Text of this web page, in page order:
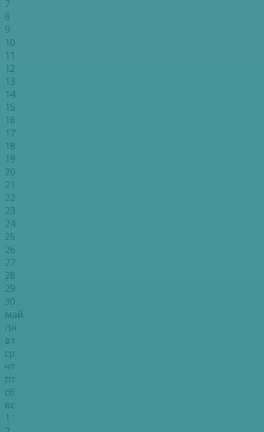
7
8
9
10
11
12
13
14
15
16
17
18
19
20
21
22
23
24
25
26
27
28
29
30
май
пн
вт
ср
чт
пт
сб
вс
1